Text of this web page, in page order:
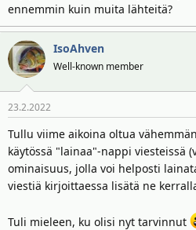
ennemmin kuin muita lähteitä?
IsoAhven
Well-known member
23.2.2022
Tullu viime aikoina oltua
käytössä "lainaa"-nappi viesteissä
ominaisuus, jolla voi helposti
viestiä kirjoittaessa lisätä ne
Tuli mieleen, ku olisi nyt tarvinnut